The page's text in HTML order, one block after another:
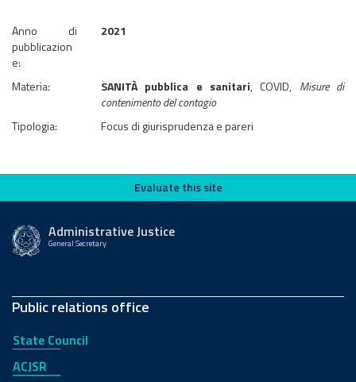
Anno di
pubblicazion
e:
2021
Materia: SANITÀ pubblica e sanitari, COVID, Misure di
contenimento del contagio
Tipologia:
Focus di giurisprudenza e pareri
Evaluate this siteEvaluate this site
Administrative Justice
General Secretary
Public relations office
State Council
ACJSR